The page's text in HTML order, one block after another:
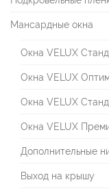
Мансардные окна
Окна VELUX
Окна VELUX
Окна VELUX
Окна VELUX
Дополнительные
Выход на крышу